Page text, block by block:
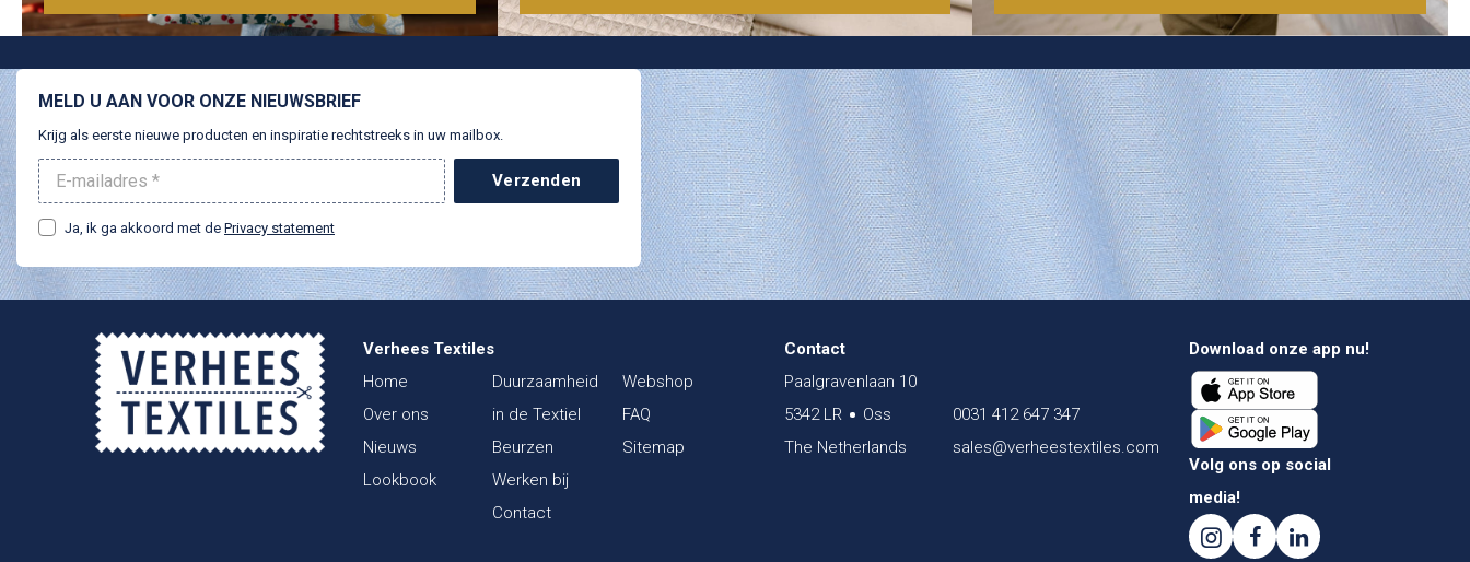
MELD U AAN VOOR ONZE NIEUWSBRIEF
Krijg als eerste nieuwe producten en inspiratie rechtstreeks in uw mailbox.
Ja, ik ga akkoord met de Privacy statement
Verzenden
Verhees Textiles
Home
Over ons
Nieuws
Lookbook
Duurzaamheid
in de Textiel
Beurzen
Werken bij
Contact
Webshop
FAQ
Sitemap
Contact
Paalgravenlaan 10
5342 LR
Oss
The Netherlands
0031 412 647 347
sales@verheestextiles.com
Download onze app nu!
Volg ons op social
media!